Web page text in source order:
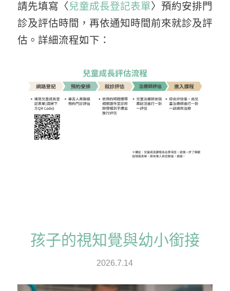
請先填寫〈 兒童成長登記表單〉預約安排門
診及評估時間，再依通知時間前來就診及評
估。詳細流程如下：
孩子的視知覺與幼小銜接
2026.7.14